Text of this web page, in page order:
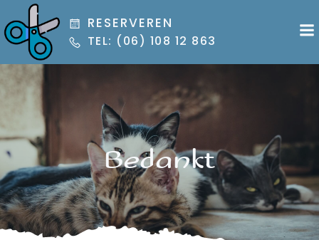
naar
de
RESERVEREN
TEL: (06) 108 12 863
Bedankt